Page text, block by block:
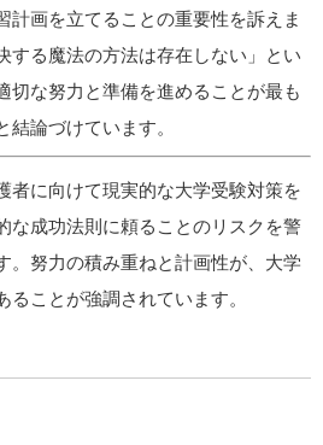
計画を立てることの重要性を訴えま
する魔法の方法は存在しない」とい
切な努力と準備を進めることが最も
論づけています。
者に向けて現実的な大学受験対策を
な成功法則に頼ることのリスクを警
。努力の積み重ねと計画性が、大学
ことが強調されています。